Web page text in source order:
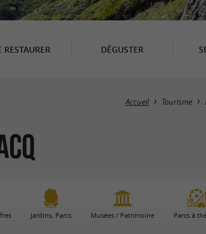
RESTAURER DÉGUSTER
Accueil Tourisme
Jardins, Parcs Musées / Patrimoine Parcs à